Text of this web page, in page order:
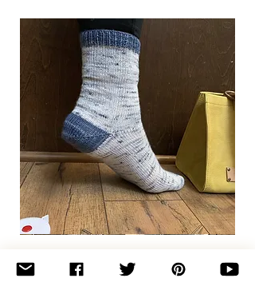
Basic
Adult
Socks